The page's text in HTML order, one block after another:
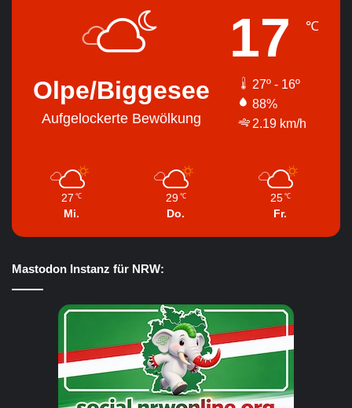
Olpe/Biggesee
Aufgelockerte Bewölkung
17 ℃
27º - 16º
88%
2.19 km/h
27 ℃
Mi.
29 ℃
Do.
25 ℃
Fr.
Mastodon Instanz für NRW: